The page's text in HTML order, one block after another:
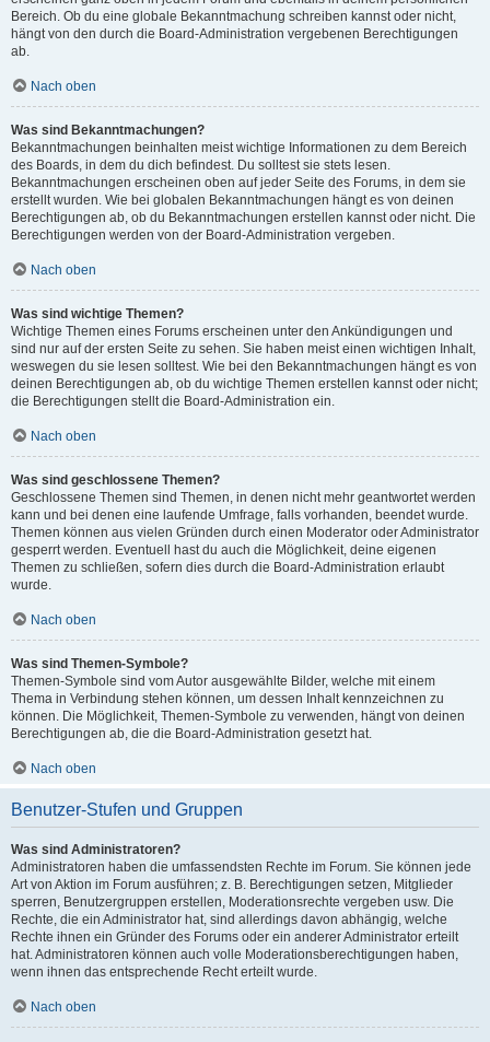
Bereich. Ob du eine globale Bekanntmachung schreiben kannst oder nicht,
hängt von den durch die Board-Administration vergebenen Berechtigungen
ab.
Nach oben
Was sind Bekanntmachungen?
Bekanntmachungen beinhalten meist wichtige Informationen zu dem Bereich
des Boards, in dem du dich befindest. Du solltest sie stets lesen.
Bekanntmachungen erscheinen oben auf jeder Seite des Forums, in dem sie
erstellt wurden. Wie bei globalen Bekanntmachungen hängt es von deinen
Berechtigungen ab, ob du Bekanntmachungen erstellen kannst oder nicht. Die
Berechtigungen werden von der Board-Administration vergeben.
Nach oben
Was sind wichtige Themen?
Wichtige Themen eines Forums erscheinen unter den Ankündigungen und
sind nur auf der ersten Seite zu sehen. Sie haben meist einen wichtigen Inhalt,
weswegen du sie lesen solltest. Wie bei den Bekanntmachungen hängt es von
deinen Berechtigungen ab, ob du wichtige Themen erstellen kannst oder nicht;
die Berechtigungen stellt die Board-Administration ein.
Nach oben
Was sind geschlossene Themen?
Geschlossene Themen sind Themen, in denen nicht mehr geantwortet werden
kann und bei denen eine laufende Umfrage, falls vorhanden, beendet wurde.
Themen können aus vielen Gründen durch einen Moderator oder Administrator
gesperrt werden. Eventuell hast du auch die Möglichkeit, deine eigenen
Themen zu schließen, sofern dies durch die Board-Administration erlaubt
wurde.
Nach oben
Was sind Themen-Symbole?
Themen-Symbole sind vom Autor ausgewählte Bilder, welche mit einem
Thema in Verbindung stehen können, um dessen Inhalt kennzeichnen zu
können. Die Möglichkeit, Themen-Symbole zu verwenden, hängt von deinen
Berechtigungen ab, die die Board-Administration gesetzt hat.
Nach oben
Benutzer-Stufen und Gruppen
Was sind Administratoren?
Administratoren haben die umfassendsten Rechte im Forum. Sie können jede
Art von Aktion im Forum ausführen; z. B. Berechtigungen setzen, Mitglieder
sperren, Benutzergruppen erstellen, Moderationsrechte vergeben usw. Die
Rechte, die ein Administrator hat, sind allerdings davon abhängig, welche
Rechte ihnen ein Gründer des Forums oder ein anderer Administrator erteilt
hat. Administratoren können auch volle Moderationsberechtigungen haben,
wenn ihnen das entsprechende Recht erteilt wurde.
Nach oben